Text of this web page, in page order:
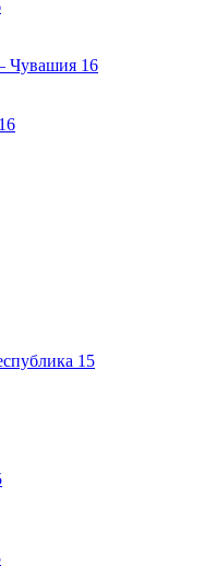
Чувашия 16
16
15